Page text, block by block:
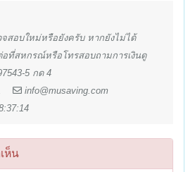
สอบใหม่หรือยังครับ หากยังไม่ได้
ที่สหกรณ์หรือโทรสอบถามการเงินดู
5 กด 4
.
info@musaving.com
ห็น